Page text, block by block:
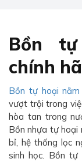
Bồn
chính
Bồn tự hoại nằm
vượt trội trong
hòa tan trong
Bồn nhựa tự hoại
bỉ, hệ thống lọc
sinh học. Bồn